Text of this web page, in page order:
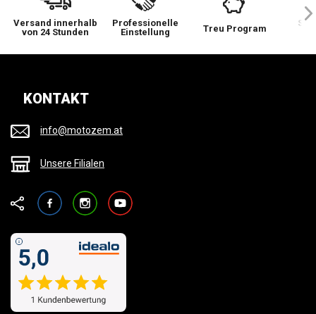
Versand innerhalb
von 24 Stunden
Professionelle
Einstellung
Treu Program
Sie
KONTAKT
info@motozem.at
Unsere Filialen
FacebookInstagramYouTube